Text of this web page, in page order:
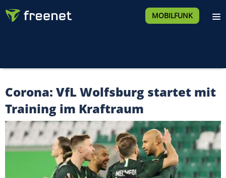
MOBILFUNK
Corona: VfL Wolfsburg startet mit
Training im Kraftraum